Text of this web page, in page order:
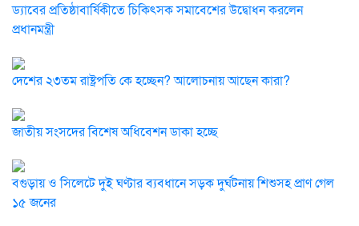
ড্যাবের প্রতিষ্ঠাবার্ষিকীতে চিকিৎসক সমাবেশের উদ্বোধন করলেন
প্রধানমন্ত্রী
দেশের ২৩তম রাষ্ট্রপতি কে হচ্ছেন? আলোচনায় আছেন কারা?
জাতীয় সংসদের বিশেষ অধিবেশন ডাকা হচ্ছে
বগুড়ায় ও সিলেটে দুই ঘণ্টার ব্যবধানে সড়ক দুর্ঘটনায় শিশুসহ প্রাণ গেল
১৫ জনের